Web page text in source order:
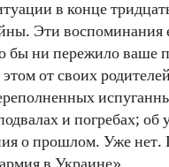
в конце
Эти воспоминания
бы ни пережило ваше
от своих
и погребах; об
о прошлом. Уже нет.